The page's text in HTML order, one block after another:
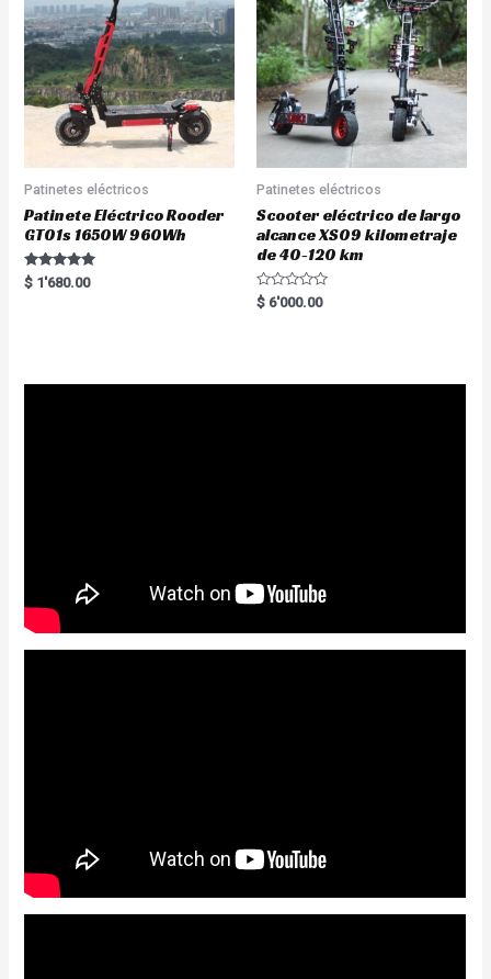
Patinetes eléctricos
Patinete Eléctrico Rooder
GT01s 1650W 960Wh
Rated
5.00
$ 1'680.00
Patinetes eléctricos
Scooter eléctrico de largo
alcance XS09 kilometraje
de 40-120 km
R
a
$ 6'000.00